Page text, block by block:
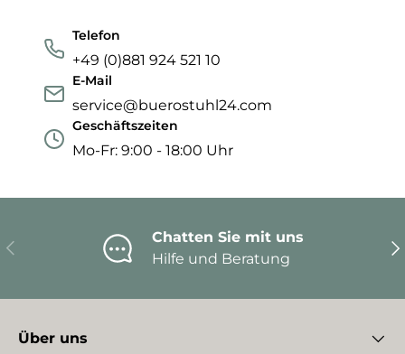
Telefon
+49 (0)881 924 521 10
E-Mail
service@buerostuhl24.com
Geschäftszeiten
Mo-Fr: 9:00 - 18:00 Uhr
Vorherige
Chatten Sie mit uns
Hilfe und Beratung
Über uns